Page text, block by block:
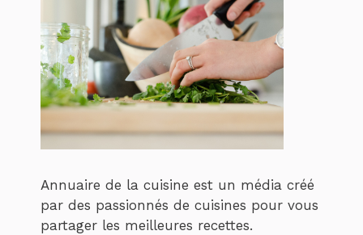
Annuaire de la cuisine est un média créé
par des passionnés de cuisines pour vous
partager les meilleures recettes.